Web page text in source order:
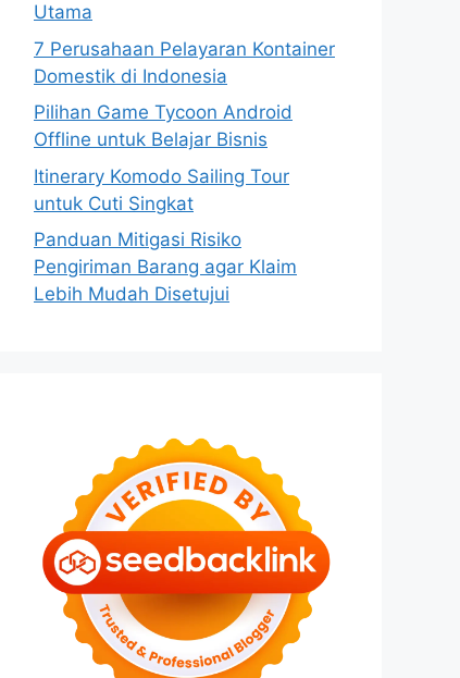
Utama
7 Perusahaan Pelayaran Kontainer
Domestik di Indonesia
Pilihan Game Tycoon Android
Offline untuk Belajar Bisnis
Itinerary Komodo Sailing Tour
untuk Cuti Singkat
Panduan Mitigasi Risiko
Pengiriman Barang agar Klaim
Lebih Mudah Disetujui